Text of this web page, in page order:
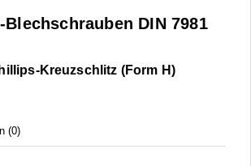
DIN 7981
Kreuzschlitz (Form H)
(0)